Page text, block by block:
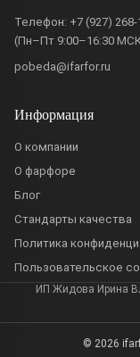
Телефон: +7 (927) 268-
(Пн–Пт 9:00–16:30
pobeda@ifarfor.ru
Информация
О компании
О фарфоре
Блог
Стандарты качества
Политика
Пользовательское
ИП Жидова Ирина
© 2026